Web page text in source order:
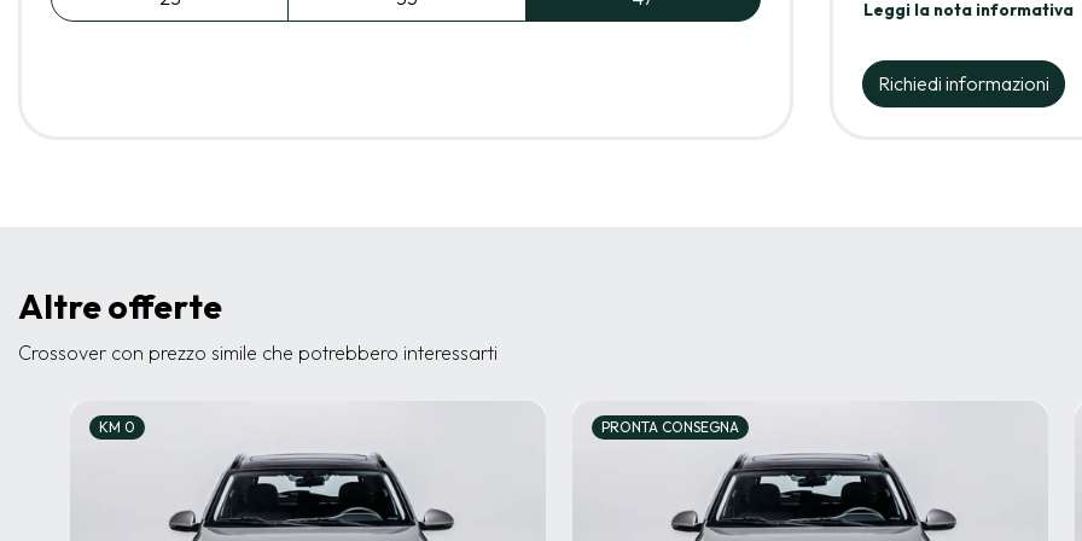
Leggi la nota informativa
Richiedi informazioni
Altre offerte
Crossover con prezzo simile che potrebbero interessarti
KM 0 PRONTA CONSEGNA